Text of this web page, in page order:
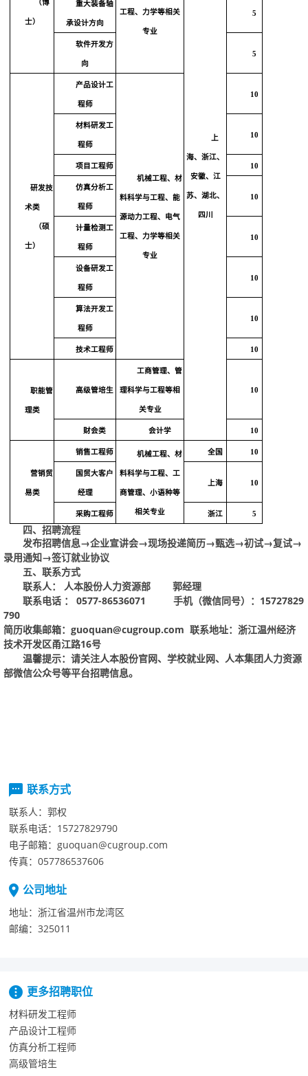
（博
士）
工程、力学等相关
专业
上
海、浙江、
安徽、江
苏、湖北、
四川
重大装备轴
承设计方向
5
软件开发方
向
5
研发技
术类
（硕
士）
产品设计工
程师
机械工程、材
料科学与工程、能
源动力工程、电气
工程、力学等相关
专业
10
材料研发工
程师
10
项目工程师 10
仿真分析工
程师
10
计量检测工
程师
10
设备研发工
程师
10
算法开发工
程师
10
技术工程师 10
职能管
理类
高级管培生
工商管理、管
理科学与工程等相
关专业
10
财会类 会计学 10
营销贸
易类
销售工程师 机械工程、材
料科学与工程、工
商管理、小语种等
相关专业
全国 10
国贸大客户
经理
上海 10
采购工程师 浙江 5
四、招聘流程
发布招聘信息→企业宣讲会→现场投递简历→甄选→初试→复试→
录用通知→签订就业协议
五、联系方式
联系人：人本股份人力资源部
郭经理
联系电话：
0577-86536071 手机（微信同号）： 15727829
790
简历收集邮箱： guoquan@cugroup.com 联系地址：浙江温州经济
技术开发区甬江路16号
温馨提示： 请关注人本股份官网、学校就业网、人本集团人力资源
部微信公众号等平台招聘信息。
联系方式
联系人： 郭权
联系电话： 15727829790
电子邮箱： guoquan@cugroup.com
传真： 057786537606
公司地址
地址： 浙江省温州市龙湾区
邮编： 325011
更多招聘职位
材料研发工程师
产品设计工程师
仿真分析工程师
高级管培生